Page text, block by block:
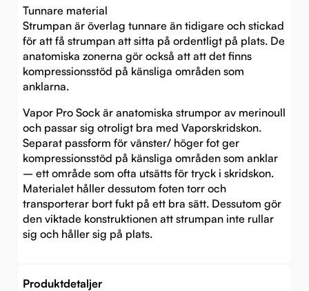
Tunnare material
Strumpan är överlag tunnare än tidigare och stickad
för att få strumpan att sitta på ordentligt på plats. De
anatomiska zonerna gör också att att det finns
kompressionsstöd på känsliga områden som
anklarna.
Vapor Pro Sock är anatomiska strumpor av merinoull
och passar sig otroligt bra med Vaporskridskon.
Separat passform för vänster/ höger fot ger
kompressionsstöd på känsliga områden som anklar
– ett område som ofta utsätts för tryck i skridskon.
Materialet håller dessutom foten torr och
transporterar bort fukt på ett bra sätt. Dessutom gör
den viktade konstruktionen att strumpan inte rullar
sig och håller sig på plats.
Produktdetaljer